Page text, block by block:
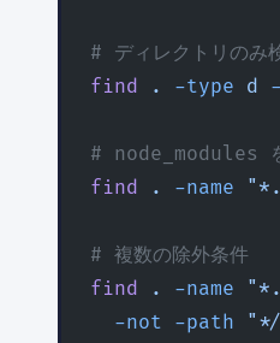
# ディレクトリのみ
find . -type d
# node_modules
find . -name
# 複数の除外条件
find . -name
  -not
-path "*/